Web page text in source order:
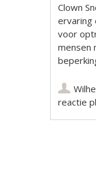
Clown
ervaring
voor
mensen
reactie